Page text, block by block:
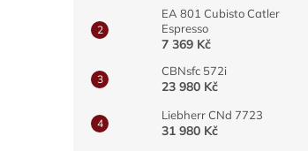
EA 801 Cubisto Catler
Espresso
7 369 Kč
CBNsfc 572i
23 980 Kč
Liebherr CNd 7723
31 980 Kč